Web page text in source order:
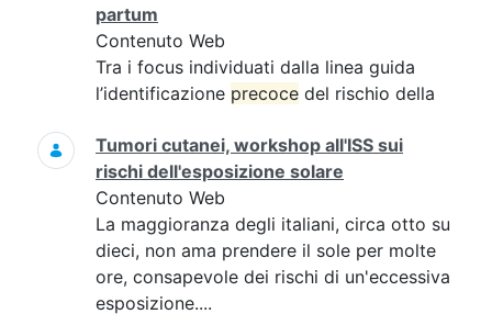
partum
Contenuto Web
Tra i focus individuati dalla linea guida
l’identificazione precoce del rischio della
Tumori cutanei, workshop all'ISS sui
rischi dell'esposizione solare
Contenuto Web
La maggioranza degli italiani, circa otto su
dieci, non ama prendere il sole per molte
ore, consapevole dei rischi di un'eccessiva
esposizione....